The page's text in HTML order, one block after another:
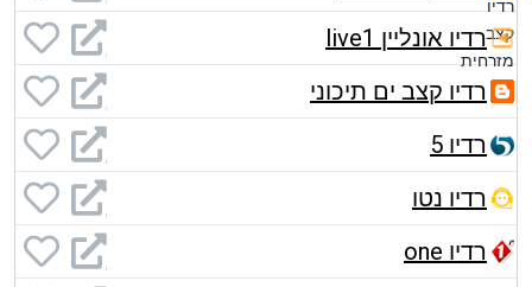
רדיו אונליין live1
רדיו קצב ים תיכוני
רדיו 5
רדיו נטו
רדיו one